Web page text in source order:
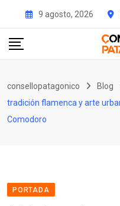
content
9 agosto, 2026
consellopatagonico Blog
tradición flamenca y arte
Comodoro
PORTADA